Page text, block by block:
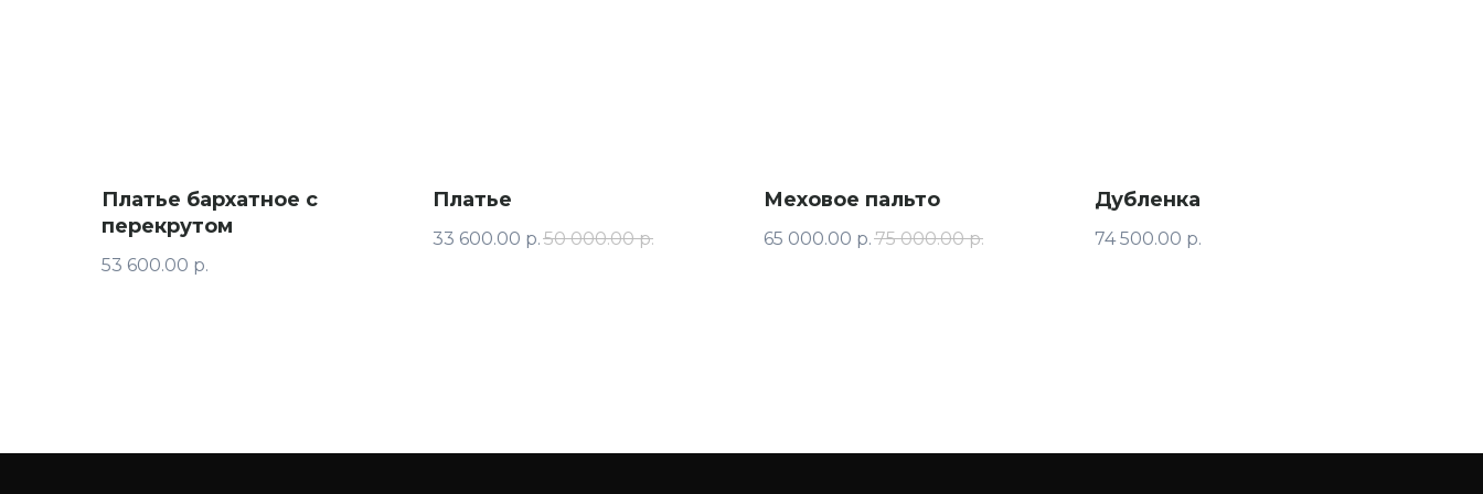
Платье бархатное с
перекрутом
53 600.00 р.
Платье
33 600.00 р. 50 000.00 р.
Меховое пальто
65 000.00 р. 75 000.00 р.
Дубленка
74 500.00 р.